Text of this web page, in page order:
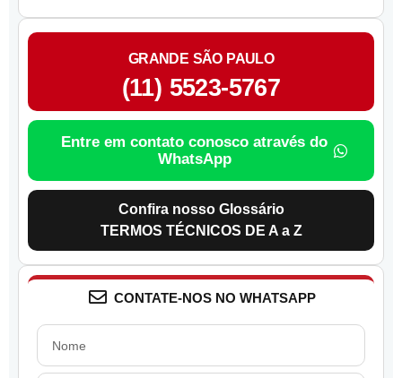
GRANDE SÃO PAULO
(11) 5523-5767
Entre em contato conosco através do
WhatsApp
Confira nosso Glossário
TERMOS TÉCNICOS DE A a Z
CONTATE-NOS NO WHATSAPP